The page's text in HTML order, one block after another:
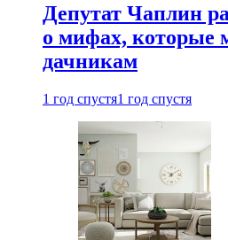
Депутат Чаплин
о мифах, которые
дачникам
1 год спустя1 год спустя